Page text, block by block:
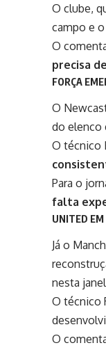
O clube,
campo e
O
precisa
FORÇA
O
do elenco
O técnico
Para o
falta
UNITED EM
Já o
nesta
O técnico
O